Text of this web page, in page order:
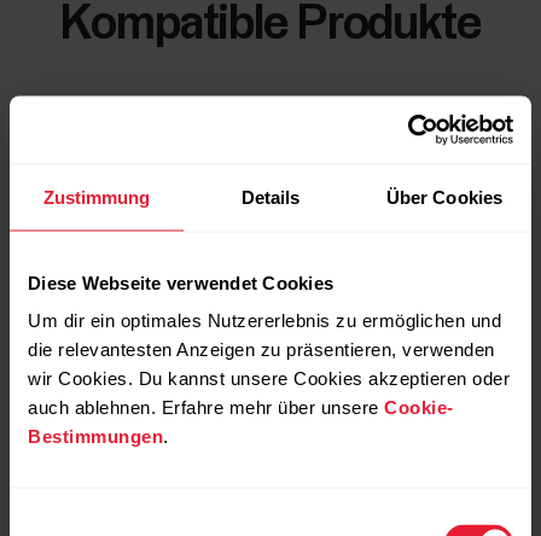
Zustimmung Details Über Cookies
Diese Webseite verwendet Cookies
Um dir ein optimales Nutzererlebnis zu ermöglichen und
die relevantesten Anzeigen zu präsentieren, verwenden
wir Cookies. Du kannst unsere Cookies akzeptieren oder
auch ablehnen. Erfahre mehr über unsere Cookie-
Bestimmungen.
Kompatible Produkte